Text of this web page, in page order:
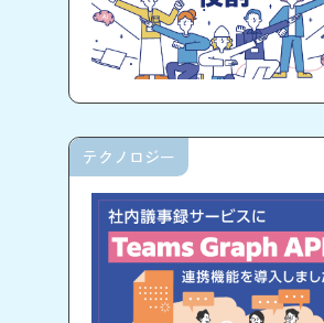
テクノロジー